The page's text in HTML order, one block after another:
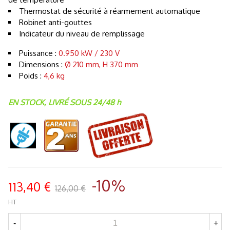
Thermostat de sécurité à réarmement automatique
Robinet anti-gouttes
Indicateur du niveau de remplissage
Puissance : 0.950 kW / 230 V
Dimensions : Ø 210 mm, H 370 mm
Poids : 4,6 kg
EN STOCK, LIVRÉ SOUS 24/48 h
113,40 € 126,00 € -10%
HT
- +